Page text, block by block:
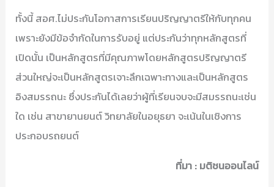
ทั้งนี้ สอศ.ไม่ประกันโอกาสการเรียนปริญญาตรีให้กับทุกคน
เพราะยังมีข้อจำกัดในการรับอยู่ แต่ประกันว่าทุกหลักสูตรที่
เปิดนั้น เป็นหลักสูตรที่มีคุณภาพโดยหลักสูตรปริญญาตรี
ส่วนใหญ่จะเป็นหลักสูตรเจาะลึกเฉพาะทางและเป็นหลักสูตร
อิงสมรรถนะ ซึ่งประกันได้เลยว่าผู้ที่เรียนจบจะมีสมรรถนะเช่น
ใด เช่น สาขายานยนต์ วิทยาลัยในอยุธยา จะเน้นในเชิงการ
ประกอบรถยนต์
ที่มา : มติชนออนไลน์